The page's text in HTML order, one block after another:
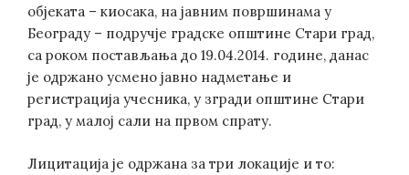
објеката – киосака, на јавним површинама у
Београду – подручје градске општине Стари град,
са роком постављања до 19.04.2014. године, данас
је одржано усмено јавно надметање и
регистрација учесника, у згради општине Стари
град, у малој сали на првом спрату.
Лицитација је одржана за три локације и то: